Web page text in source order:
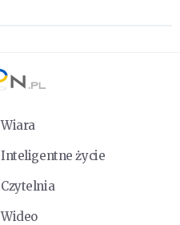
Wiara
Inteligentne życie
Czytelnia
Wideo